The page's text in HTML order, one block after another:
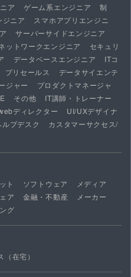
ア ゲーム系エンジニア
制
ジニア
スマホアプリエンジニ
サーバーサイドエンジニア
ットワークエンジニア
セキュリ
データベースエンジニア
ITコ
プリセールス
データサイエンテ
ジャー
プロダクトマネージャ
その他
IT講師・トレーナー
ディレクター
UI/UXデザイナ
ルプデスク
カスタマーサクセス/
ト ソフトウェア
メディア
ア 金融・不動産
メーカー
グ
（在宅）